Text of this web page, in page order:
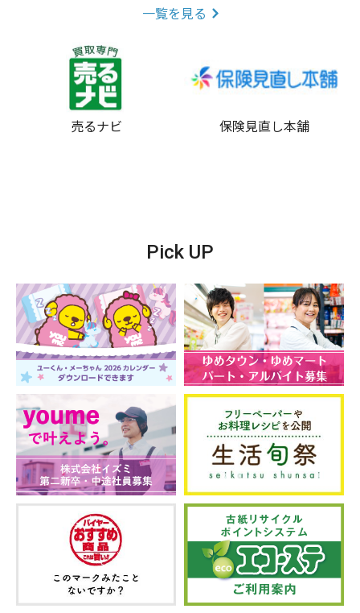
一覧を見る
売るナビ 保険見直し本舗
Pick UP